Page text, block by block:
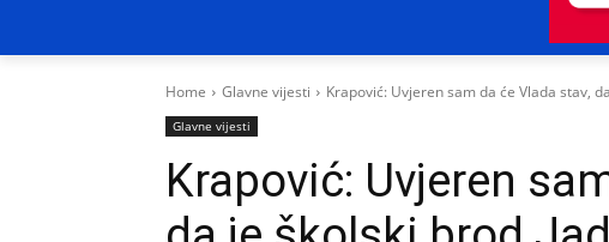
Home Glavne vijesti Krapović: Uvjeren sam da će Vlada stav,
Glavne vijesti
Krapović: Uvjeren